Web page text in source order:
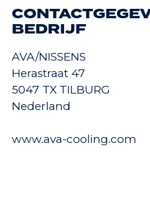
BEDRIJF
AVA/NISSENS
Herastraat 47
5047 TX TILBURG
Nederland
www.ava-cooling.com